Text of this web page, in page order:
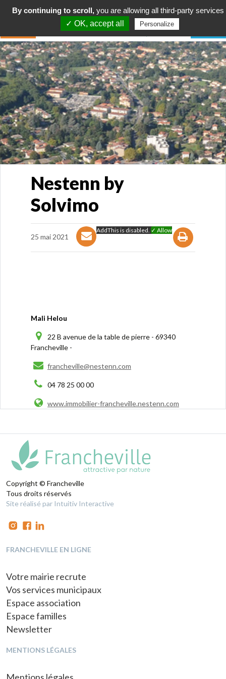
Nestenn by
Solvimo
25 mai 2021
AddThis is disabled. ✓ Allow
Mali Helou
22 B avenue de la table de pierre - 69340
Francheville -
francheville@nestenn.com
04 78 25 00 00
www.immobilier-francheville.nestenn.com
Copyright © Francheville
Tous droits réservés
Site réalisé par Intuitiv Interactive
FRANCHEVILLE EN LIGNE
Votre mairie recrute
Vos services municipaux
Espace association
Espace familles
Newsletter
MENTIONS LÉGALES
By continuing to scroll, you are allowing all third-party services
✓ OK, accept all
Personalize